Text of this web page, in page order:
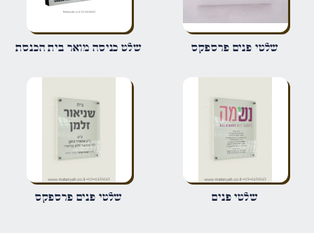
שם*
שמור בדפדפן זה את השם, האימייל והאתר שלי לפעם הבאה שאגיב.
שלטי פנים פרספקס שלט כניסה מואר בית הכנסת
שלטי פנים שלטי פנים פרספקס